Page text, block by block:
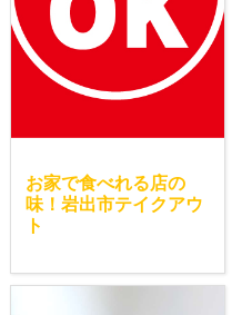
お家で食べれる店の
味！岩出市テイクアウ
ト